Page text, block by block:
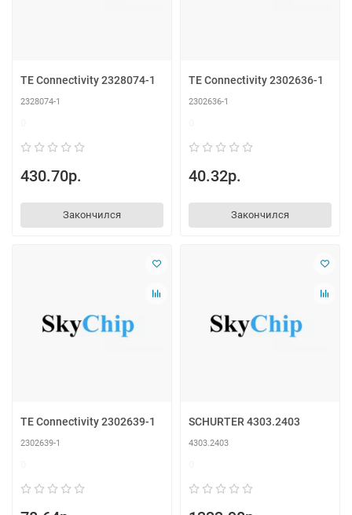
TE Connectivity 2328074-1
2328074-1
430.70р.
Закончился
TE Connectivity 2302636-1
2302636-1
40.32р.
Закончился
TE Connectivity 2302639-1
2302639-1
SCHURTER 4303.2403
4303.2403